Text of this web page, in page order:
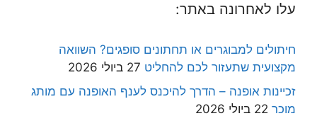
עלו לאחרונה באתר:
חיתולים למבוגרים או תחתונים סופגים? השוואה
מקצועית שתעזור לכם להחליט 27 ביולי 2026
זכיינות אופנה – הדרך להיכנס לענף האופנה עם מותג
מוכר 22 ביולי 2026